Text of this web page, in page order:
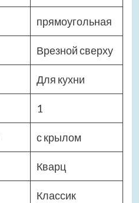
прямоугольная
Врезной сверху
Для кухни
1
с крылом
Кварц
Классик